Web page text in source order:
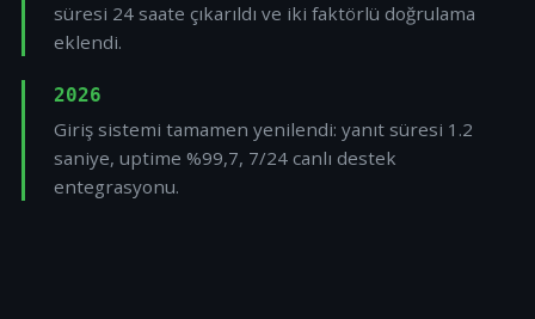
süresi 24 saate çıkarıldı ve iki faktörlü doğrulama
eklendi.
2026
Giriş sistemi tamamen yenilendi: yanıt süresi 1.2
saniye, uptime %99,7, 7/24 canlı destek
entegrasyonu.